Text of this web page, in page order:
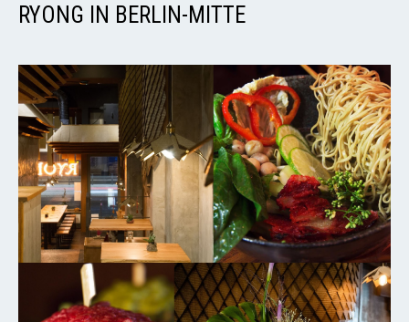
RYONG IN BERLIN-MITTE